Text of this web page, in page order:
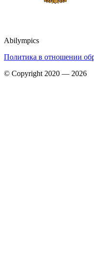
Abilympics
Политика в отношении
© Copyright 2020 — 2026